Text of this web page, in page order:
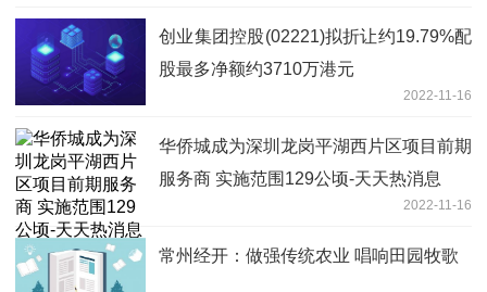
创业集团控股(02221)拟折让约19.79%配
股最多净额约3710万港元
2022-11-16
华侨城成为深圳龙岗平湖西片区项目前期
服务商 实施范围129公顷-天天热消息
2022-11-16
常州经开：做强传统农业 唱响田园牧歌